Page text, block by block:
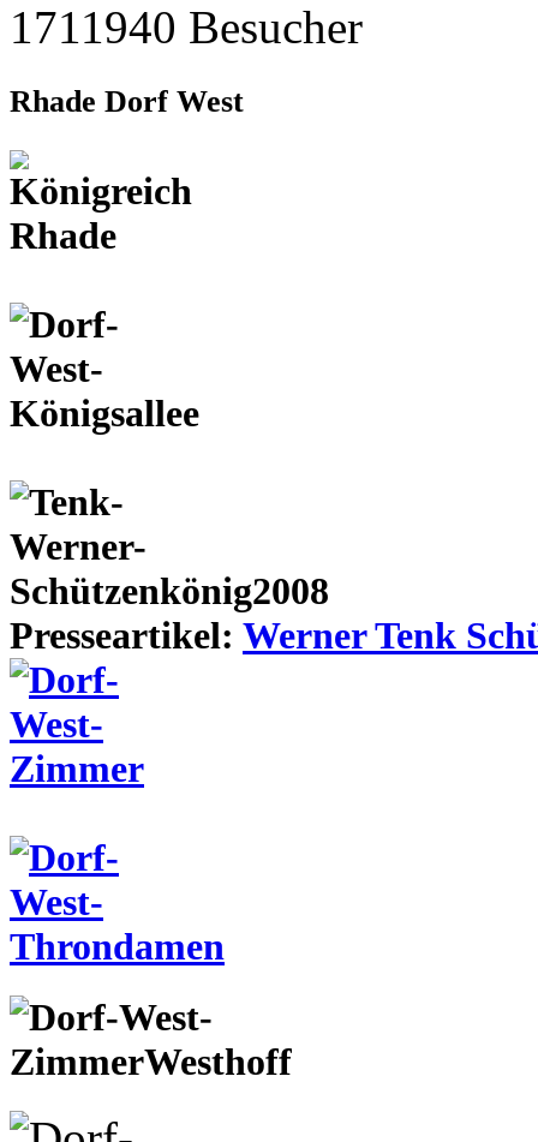
1711940 Besucher
Rhade Dorf West
Presseartikel: Werner Tenk